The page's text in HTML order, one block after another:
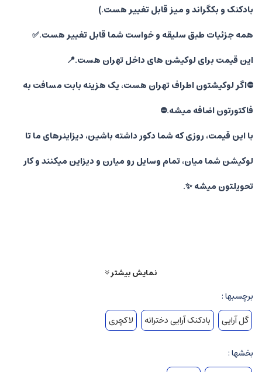
بادکنک و بکگراند و میز قابل تغییر هست.)
همه جزئیات طبق سلیقه و خواست شما قابل تغییر هست.✅
این قیمت برای لوکیشن های داخل تهران هست.📍
⛔️اگر لوکیشتون اطراف تهران هست، یک هزینه بابت مسافت به
فاکتورتون اضافه میشه.⛔️
با این قیمت، روزی که شما دکور داشته باشین، دیزاینرهای ما تا
لوکیشن شما میان، تمام وسایل رو میارن و دیزاین میکنند و کار
تحویلتون میشه ✨.
راهنمایی خواستید، بنده در خدمتم 🙋‍♀️💖
۵۰،امپراطور تشریفات
نمایش بیشتر
نمایش بیشتر
برچسبها :
گل آرایی
بادکنک آرایی دخترانه لاکچری
بخشها :